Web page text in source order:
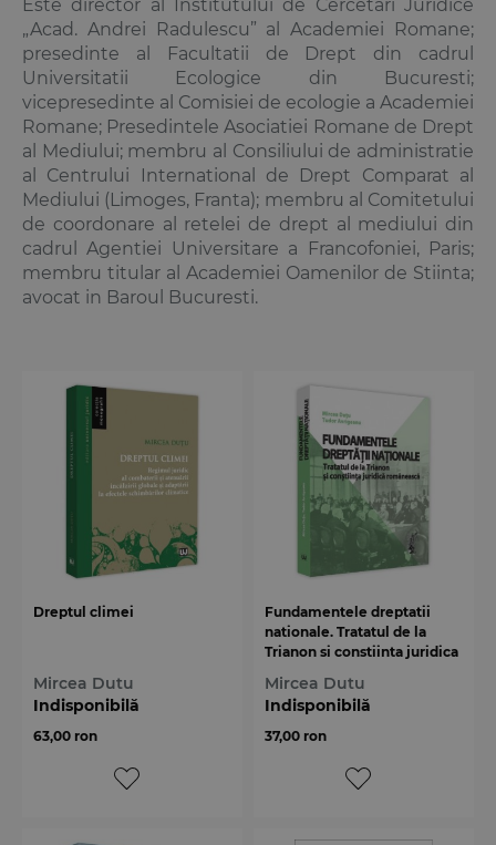
Este director al Institutului de Cercetari Juridice
„Acad. Andrei Radulescu” al Academiei Romane;
presedinte al Facultatii de Drept din cadrul
Universitatii Ecologice din Bucuresti;
vicepresedinte al Comisiei de ecologie a Academiei
Romane; Presedintele Asociatiei Romane de Drept
al Mediului; membru al Consiliului de administratie
al Centrului International de Drept Comparat al
Mediului (Limoges, Franta); membru al Comitetului
de coordonare al retelei de drept al mediului din
cadrul Agentiei Universitare a Francofoniei, Paris;
membru titular al Academiei Oamenilor de Stiinta;
avocat in Baroul Bucuresti.
Dreptul climei
Mircea Dutu
Indisponibilă
63,00 ron
Fundamentele dreptatii
nationale. Tratatul de la
Trianon si constiinta juridica
Mircea Dutu
Indisponibilă
37,00 ron